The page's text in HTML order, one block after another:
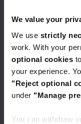
We value your
We use strictly
work. With your
optional cookies
your experience.
"Reject optional
under "Manage
You can withdraw
Sjednocení
dokumentů
péči
Řešení Paperless
je software jako
fyzických
digitální ukládání,